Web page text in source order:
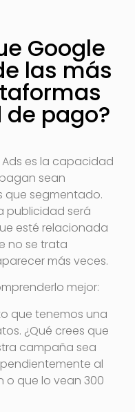
Google
las más
pago?
es la capacidad
sean
que segmentado.
publicidad será
esté relacionada
no se trata
más veces.
mejor:
que tenemos una
¿Qué crees que
campaña sea
al
o que lo vean 300